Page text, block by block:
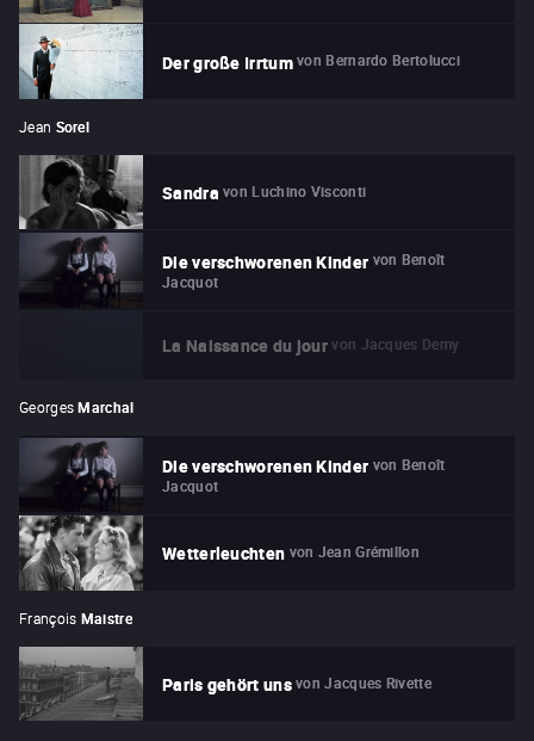
Der große Irrtum von Bernardo Bertolucci
Jean Sorel
Sandra von Luchino Visconti
Die verschworenen Kinder von Benoît
Jacquot
La Naissance du jour von Jacques Demy
Georges Marchal
Die verschworenen Kinder von Benoît
Jacquot
Wetterleuchten von Jean Grémillon
François Maistre
Paris gehört uns von Jacques Rivette